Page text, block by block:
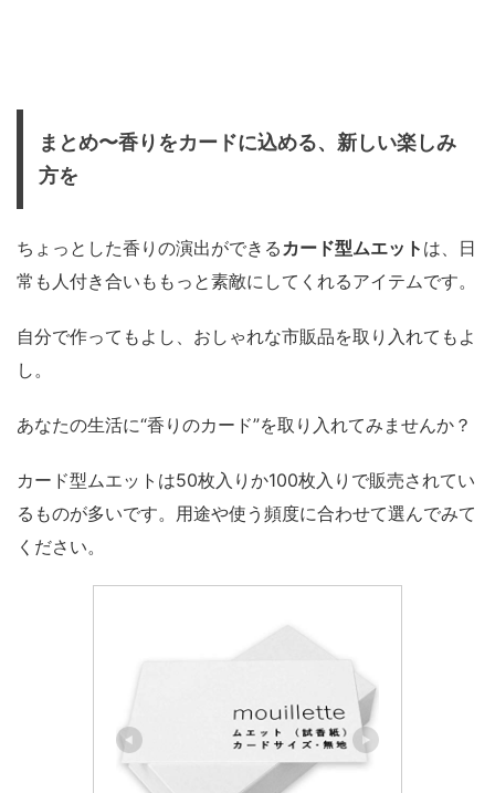
まとめ〜香りをカードに込める、新しい楽しみ
方を
ちょっとした香りの演出ができる カード型ムエット は、日
常も人付き合いももっと素敵にしてくれるアイテムです。
自分で作ってもよし、おしゃれな市販品を取り入れてもよ
し。
あなたの生活に“香りのカード”を取り入れてみませんか？
カード型ムエットは50枚入りか100枚入りで販売されてい
るものが多いです。用途や使う頻度に合わせて選んでみて
ください。